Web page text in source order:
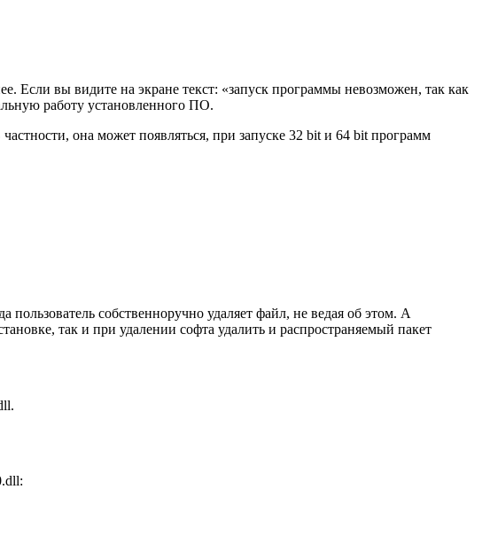
Если вы видите на экране текст: «запуск программы невозможен, так как
работу установленного ПО.
она может появляться, при запуске 32 bit и 64 bit программ
собственноручно удаляет файл, не ведая об этом. А
так и при удалении софта удалить и распространяемый пакет